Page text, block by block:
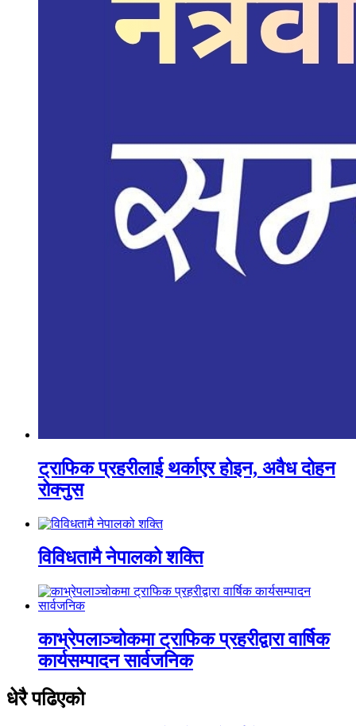
ट्राफिक प्रहरीलाई थर्काएर होइन, अवैध दोहन
रोक्नुस
विविधतामै नेपालको शक्ति
काभ्रेपलाञ्चोकमा ट्राफिक प्रहरीद्वारा वार्षिक
कार्यसम्पादन सार्वजनिक
धेरै पढिएको